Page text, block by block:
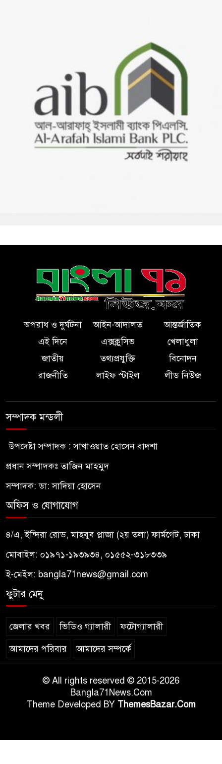
অপরাধ ও দুর্ঘটনা আইন-আদালত
আন্তর্জাতিক
এই দিনে
এক্সক্লুসিভ
খেলাধুলা
জাতীয়
তথ্যপ্রযুক্তি
বিনোদন
রাজনীতি
লাইফ স্টাইল লীড নিউজ
সম্পাদক মন্ডলী
উপদেষ্টা সম্পাদক : সাখাওয়াত হোসেন বাদশা
প্রধান সম্পাদকঃ তাজিন মাহমুদ
সম্পাদক: ডা: সাদিয়া হোসেন
অফিস ও যোগাযোগ
৪/এ, ইন্দিরা রোড, মাহবুব প্লাজা (২য় তলা) ফার্মগেট, ঢাকা
মোবাইল: ০১৯৭১-১৯৩৯৩৪, ০১৫৫২-৩১৮৩৩৯
ই-মেইল: bangla71news@gmail.com
ফুটার মেনু
জেলার খবর ভিডিও গ্যালারী ফটোগ্যালারী
আমাদের পরিবার আমাদের সম্পর্কে
© All rights reserved © 2015-2026
Bangla71News.Com
Theme Developed BY ThemesBazar.Com